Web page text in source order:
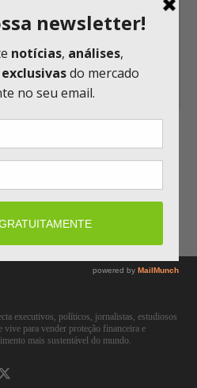
NO SEMESTRE E MANTÉM META
mais
executivos, políticos, jornalistas, estudiosos
vive para vender proteção financeira e
mais sustentável do mundo.